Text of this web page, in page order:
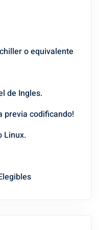
o equivalente
de Ingles.
previa codificando!
Linux.